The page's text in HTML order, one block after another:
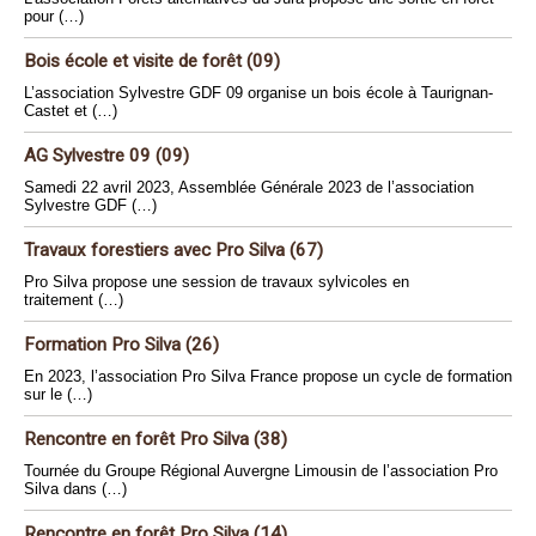
pour (…)
Bois école et visite de forêt (09)
L’association Sylvestre GDF 09 organise un bois école à Taurignan-
Castet et (…)
AG Sylvestre 09 (09)
Samedi 22 avril 2023, Assemblée Générale 2023 de l’association
Sylvestre GDF (…)
Travaux forestiers avec Pro Silva (67)
Pro Silva propose une session de travaux sylvicoles en
traitement (…)
Formation Pro Silva (26)
En 2023, l’association Pro Silva France propose un cycle de formation
sur le (…)
Rencontre en forêt Pro Silva (38)
Tournée du Groupe Régional Auvergne Limousin de l’association Pro
Silva dans (…)